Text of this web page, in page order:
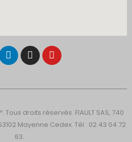
Tous droits réservés. FIAULT SAS, 740
Mayenne Cedex. Tél : 02 43 04 72
63.